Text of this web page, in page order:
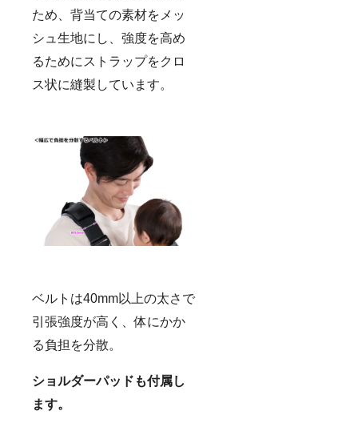
ため、背当ての素材をメッ
シュ生地にし、強度を高め
るためにストラップをクロ
ス状に縫製しています。
ベルトは40mm以上の太さで
引張強度が高く、体にかか
る負担を分散。
ショルダーパッドも付属し
ます。